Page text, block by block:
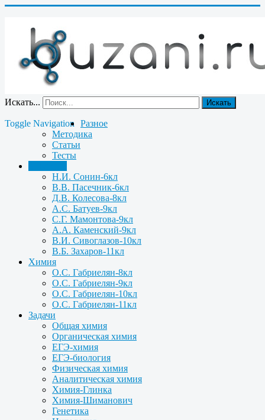
Искать... Искать
Toggle Navigation
Разное
Методика
Статьи
Тесты
Н.И. Сонин-6кл
В.В. Пасечник-6кл
Д.В. Колесова-8кл
А.С. Батуев-9кл
С.Г. Мамонтова-9кл
А.А. Каменский-9кл
В.И. Сивоглазов-10кл
В.Б. Захаров-11кл
Химия
О.С. Габриелян-8кл
О.С. Габриелян-9кл
О.С. Габриелян-10кл
О.С. Габриелян-11кл
Задачи
Общая химия
Органическая химия
ЕГЭ-химия
ЕГЭ-биология
Физическая химия
Аналитическая химия
Химия-Глинка
Химия-Шиманович
Генетика